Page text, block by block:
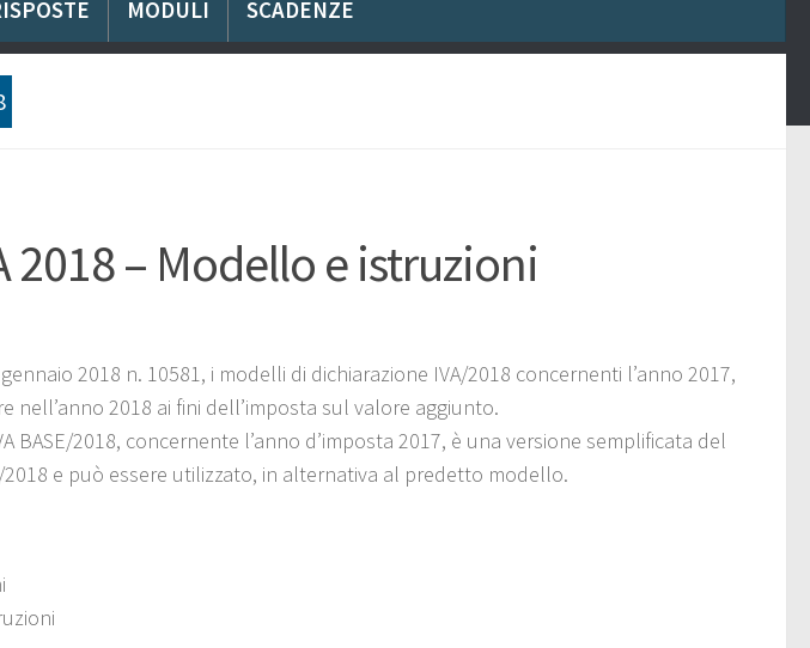
MODULI SCADENZE
2018 – Modello e istruzioni
2018 n. 10581, i modelli di dichiarazione IVA/2018 concernenti l’anno 2017,
nell’anno 2018 ai fini dell’imposta sul valore aggiunto.
BASE/2018, concernente l’anno d’imposta 2017, è una versione semplificata del
e può essere utilizzato, in alternativa al predetto modello.